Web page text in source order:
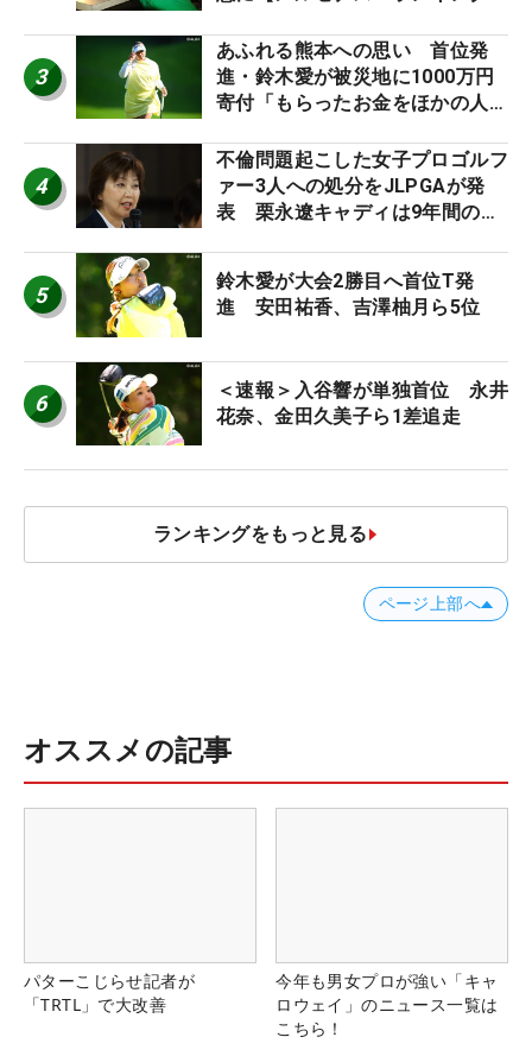
3
あふれる熊本への思い 首位発
進・鈴木愛が被災地に1000万円
寄付「もらったお金をほかの人
4
不倫問題起こした女子プロゴルフ
ァー3人への処分をJLPGAが発
表 栗永遼キャディは9年間の立
5
鈴木愛が大会2勝目へ首位T発
進 安田祐香、吉澤柚月ら5位
6
＜速報＞入谷響が単独首位 永井
花奈、金田久美子ら1差追走
ランキングをもっと見る
ページ上部へ
オススメの記事
パターこじらせ記者が
「TRTL」で大改善
今年も男女プロが強い「キャ
ロウェイ」のニュース一覧は
こちら！